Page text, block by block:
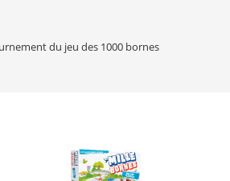
du jeu des 1000 bornes